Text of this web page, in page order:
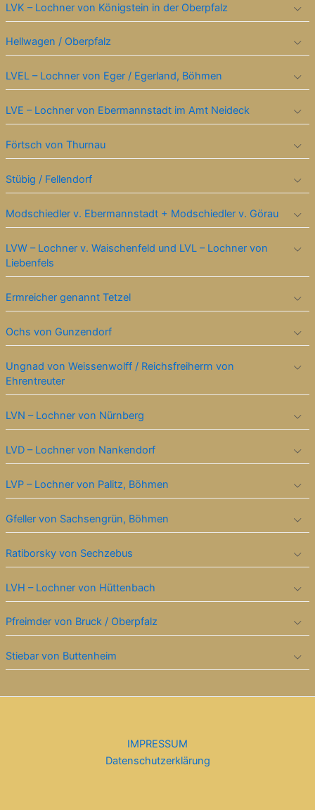
LVK – Lochner von Königstein in der Oberpfalz
Hellwagen / Oberpfalz
LVEL – Lochner von Eger / Egerland, Böhmen
LVE – Lochner von Ebermannstadt im Amt Neideck
Förtsch von Thurnau
Stübig / Fellendorf
Modschiedler v. Ebermannstadt + Modschiedler v. Görau
LVW – Lochner v. Waischenfeld und LVL – Lochner von
Liebenfels
Ermreicher genannt Tetzel
Ochs von Gunzendorf
Ungnad von Weissenwolff / Reichsfreiherrn von
Ehrentreuter
LVN – Lochner von Nürnberg
LVD – Lochner von Nankendorf
LVP – Lochner von Palitz, Böhmen
Gfeller von Sachsengrün, Böhmen
Ratiborsky von Sechzebus
LVH – Lochner von Hüttenbach
Pfreimder von Bruck / Oberpfalz
Stiebar von Buttenheim
IMPRESSUM
Datenschutzerklärung